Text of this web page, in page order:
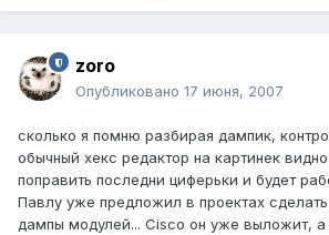
zoro
Опубликовано 17 июня, 2007
сколько я помню разбирая дампик,
обычный хекс редактор на картинек
поправить последни циферьки и будет
Павлу уже предложил в проектах
дампы модулей... Cisco он уже выложит, а